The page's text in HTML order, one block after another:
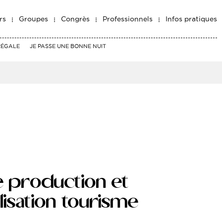
Groupes Congrès Professionnels Infos pratiques
JE PASSE UNE BONNE NUIT
production et
tourisme